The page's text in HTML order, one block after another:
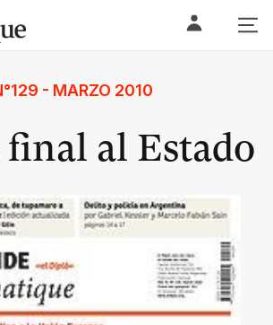
- MARZO 2010
al Estado